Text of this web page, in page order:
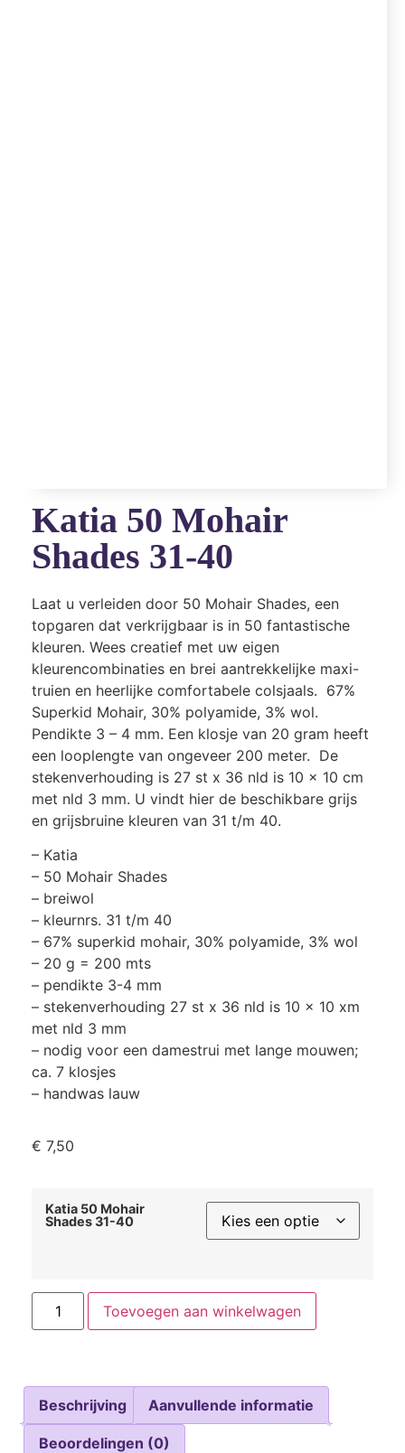
Katia 50 Mohair
Shades 31-40
Laat u verleiden door 50 Mohair Shades, een
topgaren dat verkrijgbaar is in 50 fantastische
kleuren. Wees creatief met uw eigen
kleurencombinaties en brei aantrekkelijke maxi-
truien en heerlijke comfortabele colsjaals. 67%
Superkid Mohair, 30% polyamide, 3% wol.
Pendikte 3 – 4 mm. Een klosje van 20 gram heeft
een looplengte van ongeveer 200 meter. De
stekenverhouding is 27 st x 36 nld is 10 x 10 cm
met nld 3 mm. U vindt hier de beschikbare grijs
en grijsbruine kleuren van 31 t/m 40.
– Katia
– 50 Mohair Shades
– breiwol
– kleurnrs. 31 t/m 40
– 67% superkid mohair, 30% polyamide, 3% wol
– 20 g = 200 mts
– pendikte 3-4 mm
– stekenverhouding 27 st x 36 nld is 10 x 10 xm
met nld 3 mm
– nodig voor een damestrui met lange mouwen;
ca. 7 klosjes
– handwas lauw
€ 7,50
Katia 50 Mohair
Shades 31-40
Toevoegen aan winkelwagen
Beschrijving Aanvullende informatie
Beoordelingen (0)